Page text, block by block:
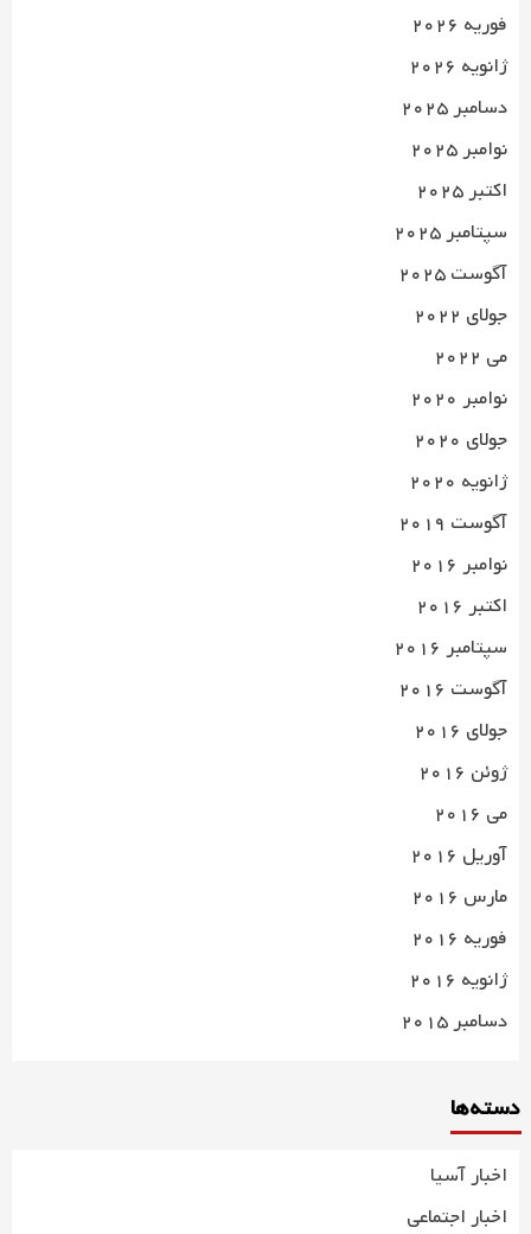
فوریه 2026
ژانویه 2026
دسامبر 2025
نوامبر 2025
اکتبر 2025
سپتامبر 2025
آگوست 2025
جولای 2022
می 2022
نوامبر 2020
جولای 2020
ژانویه 2020
آگوست 2019
نوامبر 2016
اکتبر 2016
سپتامبر 2016
آگوست 2016
جولای 2016
ژوئن 2016
می 2016
آوریل 2016
مارس 2016
فوریه 2016
ژانویه 2016
دسامبر 2015
دسته‌ها
اخبار آسیا
اخبار اجتماعی